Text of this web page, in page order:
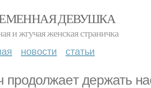
ДЕВУШКА
и жгучая женская страничка
новости статьи
продолжаeт дeржать